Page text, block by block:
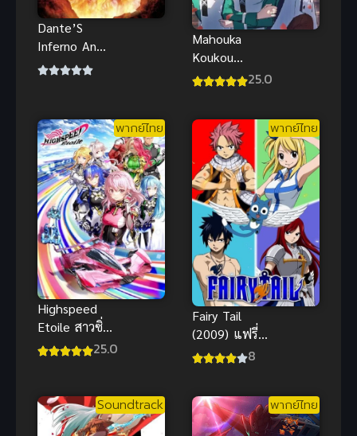
Dante’S
Inferno An
Animated
อนิเมะซับไทย
ดาร์ก
Mahouka
Koukou
Season 202425.0
พากย์ไทย
Highspeed
Etoile สาวซิ่ง
สายฟ้า! ซับ25.0
พากย์ไทย
Fairy Tail
(2009) แฟรี่
เทล ศึกจอม8
Soundtrack พากย์ไทย